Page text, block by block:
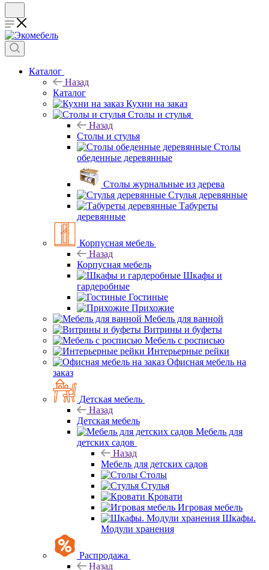
Каталог
Назад
Каталог
Кухни на заказ
Столы и стулья
Назад
Столы и стулья
Столы
обеденные деревянные
Столы журнальные из дерева
Стулья деревянные
Табуреты
деревянные
Корпусная мебель
Назад
Корпусная мебель
Шкафы и
гардеробные
Гостиные
Прихожие
Мебель для ванной
Витрины и буфеты
Мебель с росписью
Интерьерные рейки
Офисная мебель на
заказ
Детская мебель
Назад
Детская мебель
Мебель для
детских садов
Назад
Мебель для детских садов
Столы
Стулья
Кровати
Игровая мебель
Шкафы.
Модули хранения
Распродажа
Назад